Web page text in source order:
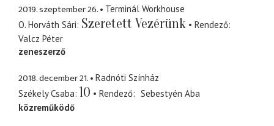
2019. szeptember 26.
Terminál Workhouse
O. Horváth Sári Szeretett Vezérünk
Rendező
Valcz Péter
zeneszerző
2018. december 21.
Radnóti Színház
Székely Csaba 10 Rendező
Sebestyén Aba
közreműködő